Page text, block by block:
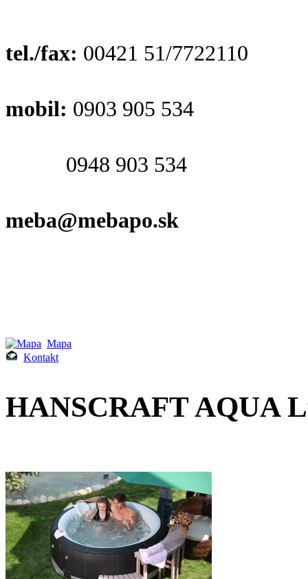
tel./fax: 00421 51/7722110
mobil: 0903 905 534
0948 903 534
meba@mebapo.sk
Mapa
Kontakt
HANSCRAFT AQUA